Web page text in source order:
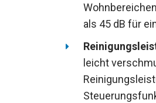
als 45 dB für
leicht